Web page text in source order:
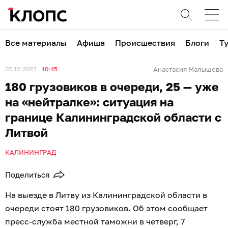
Все материалы Афиша Происшествия Блоги
07.12.2023 10:45 Анастасия Малышева
180 грузовиков в очереди, 25 — уже
на «нейтралке»: ситуация на
границе Калининградской области с
Литвой
КАЛИНИНГРАД
Поделиться
На выезде в Литву из Калининградской области в
очереди стоят 180 грузовиков. Об этом сообщает
пресс-служба местной таможни в четверг, 7